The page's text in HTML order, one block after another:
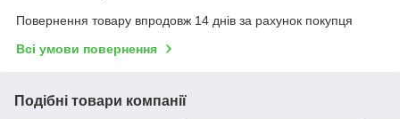
Повернення товару впродовж 14 днів за рахунок покупця
Всі умови повернення
Подібні товари компанії